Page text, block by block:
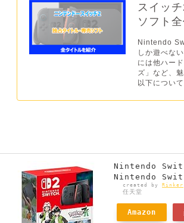
スイッ
ソフト
Nintendo
しか遊べな
には他ハー
ズ」など、
以下につい
Nintendo
Nintendo
created by Rinker
任天堂
Amazon